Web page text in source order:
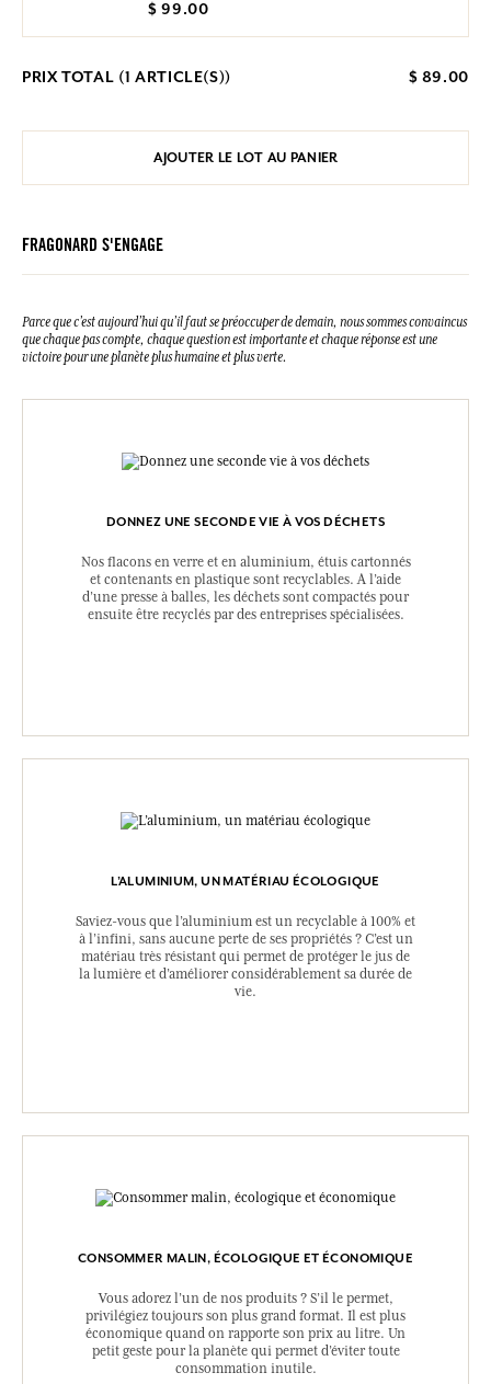
$ 99.00
PRIX TOTAL (1 ARTICLE(S)) $ 89.00
AJOUTER LE LOT AU PANIER
FRAGONARD S'ENGAGE
Parce que c’est aujourd’hui qu’il faut se préoccuper de demain, nous sommes convaincus
que chaque pas compte, chaque question est importante et chaque réponse est une
victoire pour une planète plus humaine et plus verte.
DONNEZ UNE SECONDE VIE À VOS DÉCHETS
Nos flacons en verre et en aluminium, étuis cartonnés
et contenants en plastique sont recyclables. A l’aide
d’une presse à balles, les déchets sont compactés pour
ensuite être recyclés par des entreprises spécialisées.
L’ALUMINIUM, UN MATÉRIAU ÉCOLOGIQUE
Saviez-vous que l’aluminium est un recyclable à 100% et
à l’infini, sans aucune perte de ses propriétés ? C’est un
matériau très résistant qui permet de protéger le jus de
la lumière et d’améliorer considérablement sa durée de
vie.
CONSOMMER MALIN, ÉCOLOGIQUE ET ÉCONOMIQUE
Vous adorez l’un de nos produits ? S’il le permet,
privilégiez toujours son plus grand format. Il est plus
économique quand on rapporte son prix au litre. Un
petit geste pour la planète qui permet d’éviter toute
consommation inutile.